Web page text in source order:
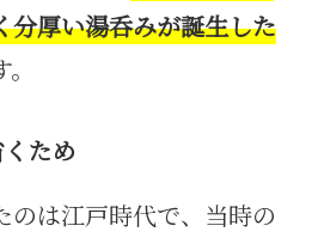
分厚い湯呑みが誕生した
ため
のは江戸時代で、当時の